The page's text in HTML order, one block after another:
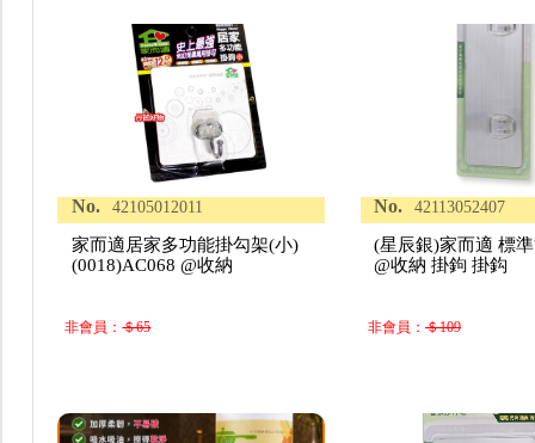
No. 42105012011
家而適居家多功能掛勾架(小)
(0018)AC068 @收納
非會員：＄65
No. 42113052407
(星辰銀)家而適 標
@收納 掛鉤 掛鈎
非會員： ＄109